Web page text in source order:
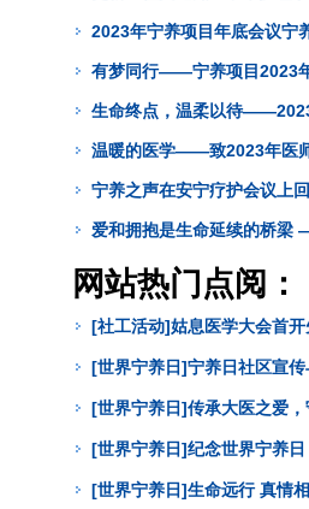
2023年宁养项目年底会议宁
有梦同行——宁养项目2023
生命终点，温柔以待
温暖的医学——致2023年医
宁养之声在安宁疗护会议上
爱和拥抱是生命延续的桥
网站热门点阅：
[社工活动]姑息医学大会首
[世界宁养日]宁养日社区宣
[世界宁养日]传承大医之爱
[世界宁养日]纪念世界宁养
[世界宁养日]生命远行 真情